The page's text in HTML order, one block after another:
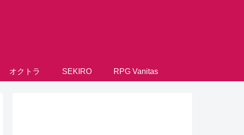
オクトラ SEKIRO RPG Vanitas